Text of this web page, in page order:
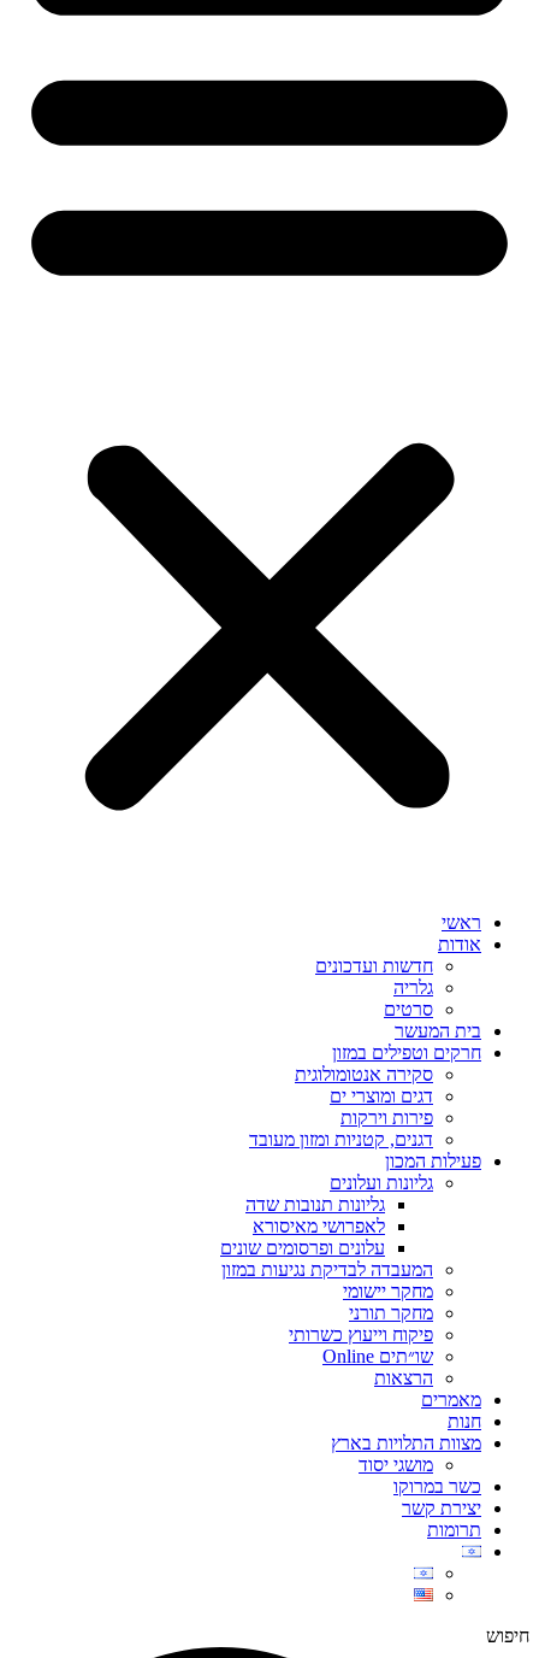
ראשי
אודות
חדשות ועדכונים
גלריה
סרטים
בית המעשר
חרקים וטפילים במזון
סקירה אנטומולוגית
דגים ומוצרי ים
פירות וירקות
דגנים, קטניות ומזון מעובד
פעילות המכון
גליונות ועלונים
גליונות תנובות שדה
לאפרושי מאיסורא
עלונים ופרסומים שונים
המעבדה לבדיקת נגיעות במזון
מחקר יישומי
מחקר תורני
פיקוח וייעוץ כשרותי
שו״תים Online
הרצאות
מאמרים
חנות
מצוות התלויות בארץ
מושגי יסוד
כשר במרוקו
יצירת קשר
תרומות
חיפוש